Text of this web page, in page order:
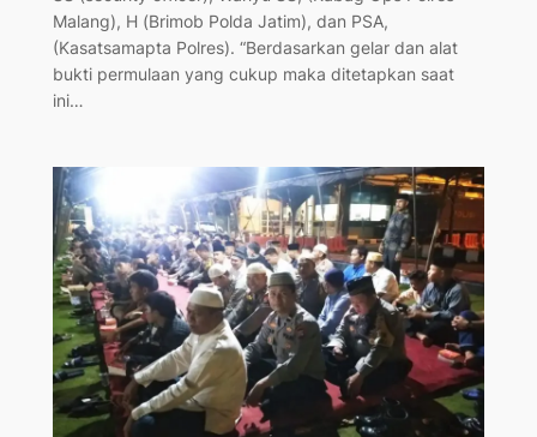
Malang), H (Brimob Polda Jatim), dan PSA,
(Kasatsamapta Polres). “Berdasarkan gelar dan alat
bukti permulaan yang cukup maka ditetapkan saat
ini…